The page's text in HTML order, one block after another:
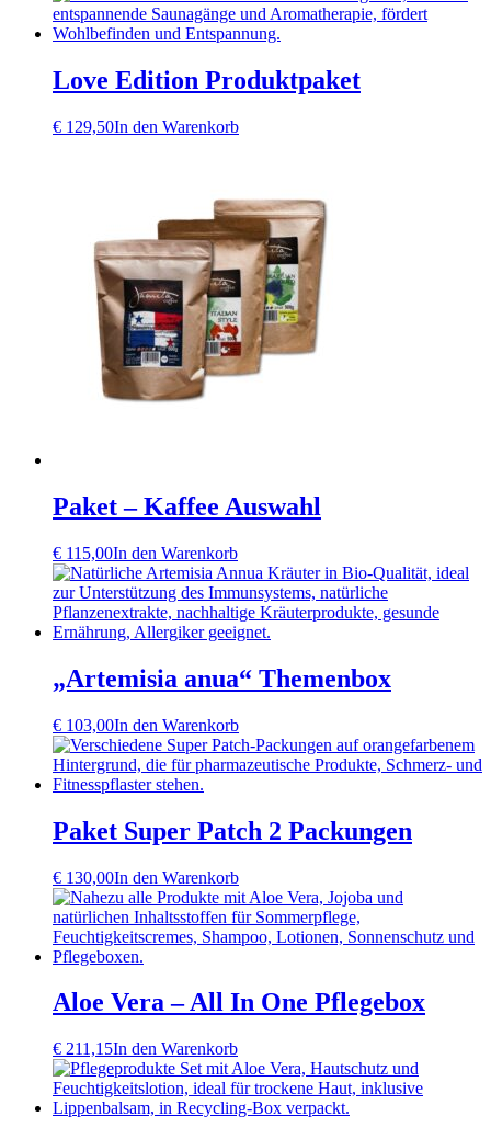
Love Edition Produktpaket
€ 129,50In den Warenkorb
Paket – Kaffee Auswahl
€ 115,00In den Warenkorb
„Artemisia anua“ Themenbox
€ 103,00In den Warenkorb
Paket Super Patch 2 Packungen
€ 130,00In den Warenkorb
Aloe Vera – All In One Pflegebox
€ 211,15In den Warenkorb